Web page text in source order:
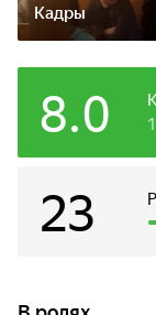
Кадры
8.0
23